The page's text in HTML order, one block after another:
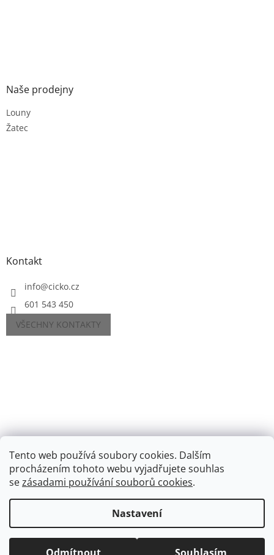
Tento web používá soubory cookies. Dalším
procházením tohoto webu vyjadřujete souhlas
sezásadami používání souborů cookies.
Nastavení
Naše prodejny
Louny
Žatec
Kontakt
info@cicko.cz
601 543 450
VŠECHNY KONTAKTY
Copyright 2026Cíčko.cz. Všechna práva vyhrazena.Upravit
nastavení cookies